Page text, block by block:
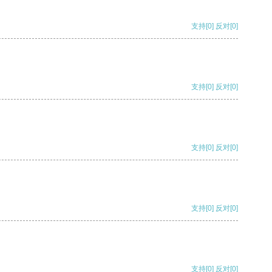
支持[0] 反对[0]
支持[0] 反对[0]
支持[0] 反对[0]
支持[0] 反对[0]
支持[0] 反对[0]